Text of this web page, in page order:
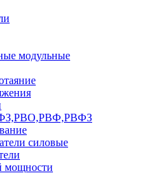
модульные
cиловые
мощности